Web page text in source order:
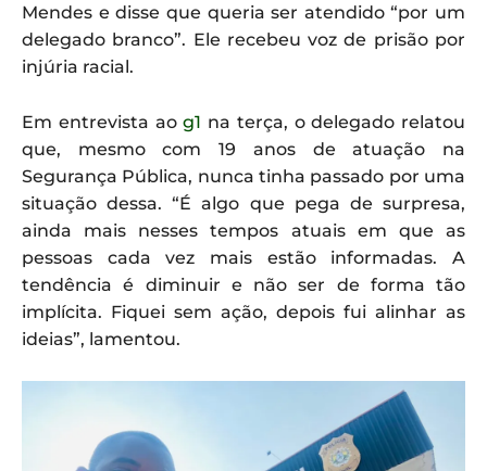
Mendes e disse que queria ser atendido “por um
delegado branco”. Ele recebeu voz de prisão por
injúria racial.
Em entrevista aog1 na terça, o delegado relatou
que, mesmo com 19 anos de atuação na
Segurança Pública, nunca tinha passado por uma
situação dessa. “É algo que pega de surpresa,
ainda mais nesses tempos atuais em que as
pessoas cada vez mais estão informadas. A
tendência é diminuir e não ser de forma tão
implícita. Fiquei sem ação, depois fui alinhar as
ideias”, lamentou.